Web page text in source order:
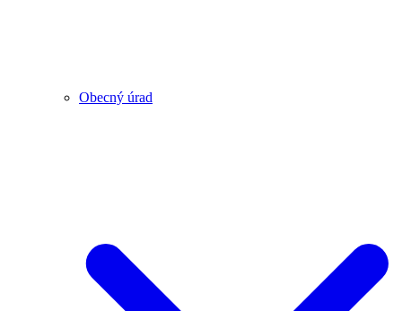
Obecný úrad